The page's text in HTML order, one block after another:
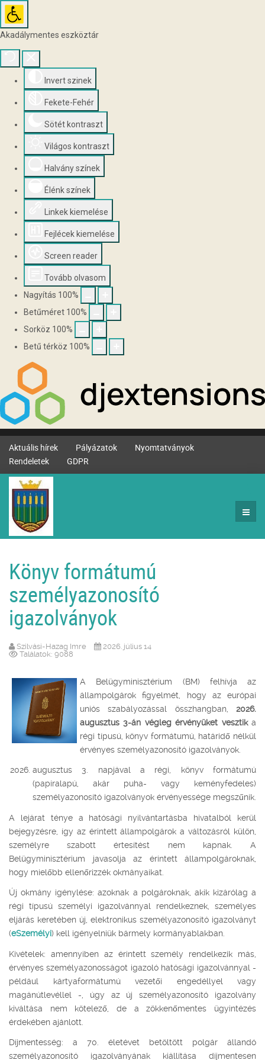
Akadálymentes eszköztár
Invert szinek
Fekete-Fehér
Sötét kontraszt
Világos kontraszt
Halvány színek
Élénk színek
Linkek kiemelése
Fejlécek kiemelése
Screen reader
Tovább olvasom
Nagyítás 100%
Betűméret 100%
Sorköz 100%
Betű térköz 100%
Aktuális hírek Pályázatok
Nyomtatványok
Rendeletek
GDPR
Könyv formátumú
személyazonosító
igazolványok
Szilvási-Hazag Imre
2026. július 14
Találatok: 9088
A Belügyminisztérium (BM) felhívja az
állampolgárok figyelmét, hogy az európai
uniós szabályozással összhangban, 2026.
augusztus 3-án végleg érvényüket vesztika
régi típusú, könyv formátumú, határidő nélkül
érvényes személyazonosító igazolványok.
augusztus 3. napjával a régi, könyv formátumú
(papíralapú, akár puha- vagy keményfedeles)
személyazonosító igazolványok érvényessége megszűnik.
A lejárat ténye a hatósági nyilvántartásba hivatalból kerül
bejegyzésre, így az érintett állampolgárok a változásról külön,
személyre szabott értesítést nem kapnak. A
Belügyminisztérium javasolja az érintett állampolgároknak,
hogy mielőbb ellenőrizzék okmányaikat.
Új okmány igénylése: azoknak a polgároknak, akik kizárólag a
régi típusú személyi igazolvánnyal rendelkeznek, személyes
eljárás keretében új, elektronikus személyazonosító igazolványt
(eSzemélyi) kell igényelniük bármely kormányablakban.
Kivételek: amennyiben az érintett személy rendelkezik más,
érvényes személyazonosságot igazoló hatósági igazolvánnyal -
például kártyaformátumú vezetői engedéllyel vagy
magánútlevéllel -, úgy az új személyazonosító igazolvány
kiváltása nem kötelező, de a zökkenőmentes ügyintézés
érdekében ajánlott.
Díjmentesség: a 70. életévet betöltött polgár állandó
személyazonosító igazolványának kiállítása díjmentesen